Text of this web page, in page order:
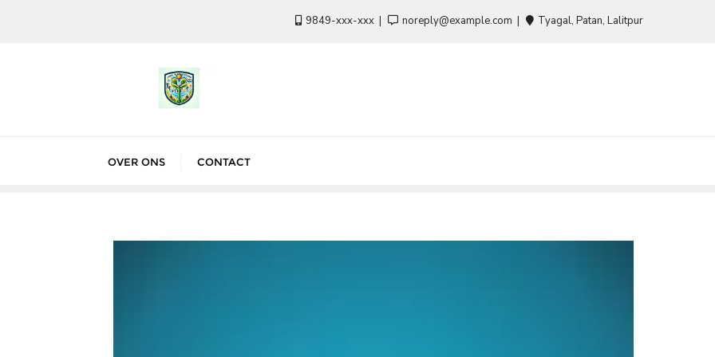
9849-xxx-xxx noreply@example.com Tyagal, Patan, Lalitpur
OVER ONS CONTACT